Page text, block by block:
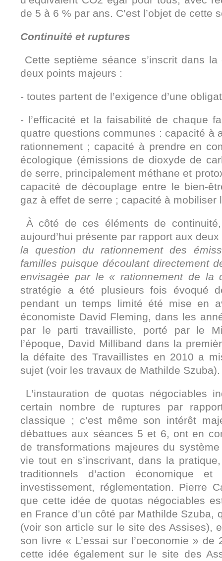
de 5 à 6 % par ans. C’est l’objet de cette
Continuité et ruptures
Cette septième séance s’inscrit dans
deux points majeurs :
- toutes partent de l’exigence d’une
- l’efficacité et la faisabilité de chaque
quatre questions communes : capacité à
rationnement ; capacité à prendre en
écologique (émissions de dioxyde de
de serre, principalement méthane et
capacité de découplage entre le bien-
gaz à effet de serre ; capacité à mobiliser
À côté de ces éléments de
aujourd’hui présente par rapport aux
la question du rationnement des
familles puisque découlant directement
envisagée par le « rationnement de la
stratégie a été plusieurs fois évoqué
pendant un temps limité été mise en
économiste David Fleming, dans les
par le parti travailliste, porté par le
l’époque, David Milliband dans la
la défaite des Travaillistes en 2010 a
sujet (voir les travaux de Mathilde Szuba).
L’instauration de quotas négociables
certain nombre de ruptures par
classique ; c’est même son intérêt
débattues aux séances 5 et 6, ont en
de transformations majeures du
vie tout en s’inscrivant, dans la
traditionnels d’action économique
investissement, réglementation. Pierre
que cette idée de quotas négociables
en France d’un côté par Mathilde
(voir son article sur le site des Assises),
son livre « L’essai sur l’oeconomie »
cette idée également sur le site des